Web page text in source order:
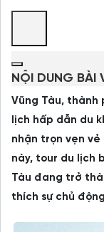
NỘI DUNG BÀI
Vũng Tàu, thành
lịch hấp dẫn du
nhận trọn vẹn
này, tour du lịch
Tàu đang trở
thích sự chủ